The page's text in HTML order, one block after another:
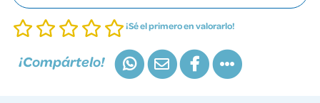
¡Sé el primero en valorarlo!
¡Compártelo!